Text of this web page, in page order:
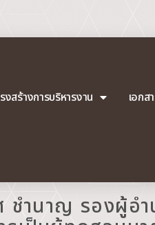
งสร้างการบริหารงาน เอกส
ำนาญ รองผู้อำ